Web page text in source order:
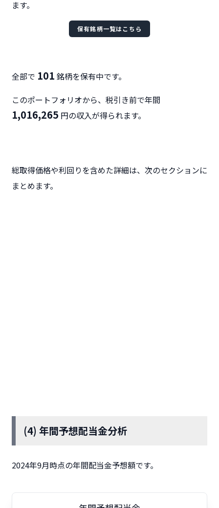
ます。
保有銘柄一覧はこちら
全部で 101 銘柄を保有中です。
このポートフォリオから、税引き前で年間
1,016,265 円の収入が得られます。
総取得価格や利回りを含めた詳細は、次のセクションに
まとめます。
(4) 年間予想配当金分析
2024年9月時点の年間配当金予想額です。